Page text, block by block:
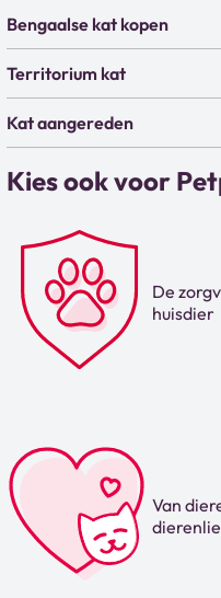
Bengaalse kat kopen
Territorium kat
Kat aangereden
Kies ook voor
De
huisdier
Van